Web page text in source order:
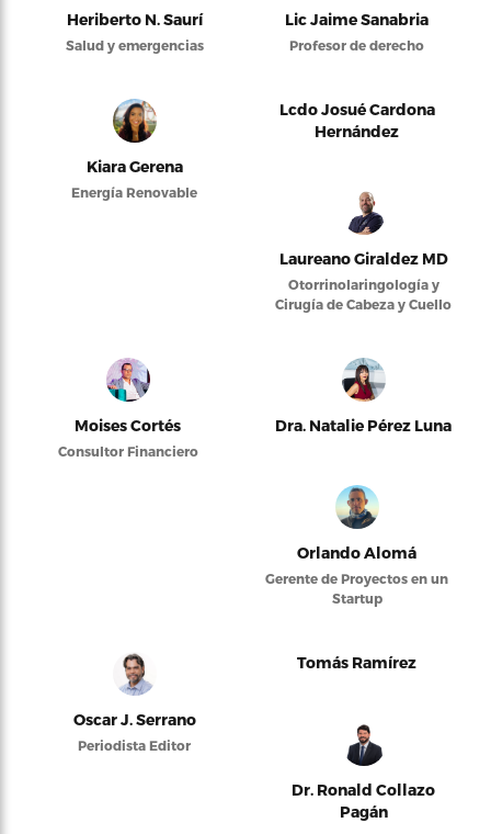
Heriberto N. Saurí
Salud y emergencias
Lic Jaime Sanabria
Profesor de derecho
Kiara Gerena
Energía Renovable
Lcdo Josué Cardona
Hernández
Laureano Giraldez MD
Otorrinolaringología y
Cirugía de Cabeza y Cuello
Moises Cortés
Consultor Financiero
Dra. Natalie Pérez Luna
Orlando Alomá
Gerente de Proyectos en un
Startup
Oscar J. Serrano
Periodista Editor
Tomás Ramírez
Dr. Ronald Collazo
Pagán